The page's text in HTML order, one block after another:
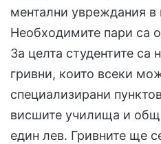
X a
l
ментални увреждания
Необходимите пари са
За целта студентите са
гривни, които всеки
специализирани
висшите училища и
един лев. Гривните ще